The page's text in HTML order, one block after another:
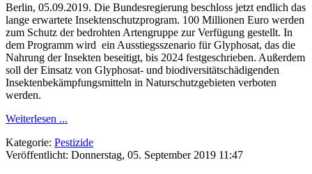
Berlin, 05.09.2019. Die Bundesregierung beschloss jetzt endlich das
lange erwartete Insektenschutzprogram. 100 Millionen Euro werden
zum Schutz der bedrohten Artengruppe zur Verfügung gestellt. In
dem Programm wird ein Ausstiegsszenario für Glyphosat, das die
Nahrung der Insekten beseitigt, bis 2024 festgeschrieben. Außerdem
soll der Einsatz von Glyphosat- und biodiversitätschädigenden
Insektenbekämpfungsmitteln in Naturschutzgebieten verboten
werden.
Weiterlesen ...
Kategorie: Pestizide
Veröffentlicht: Donnerstag, 05. September 2019 11:47